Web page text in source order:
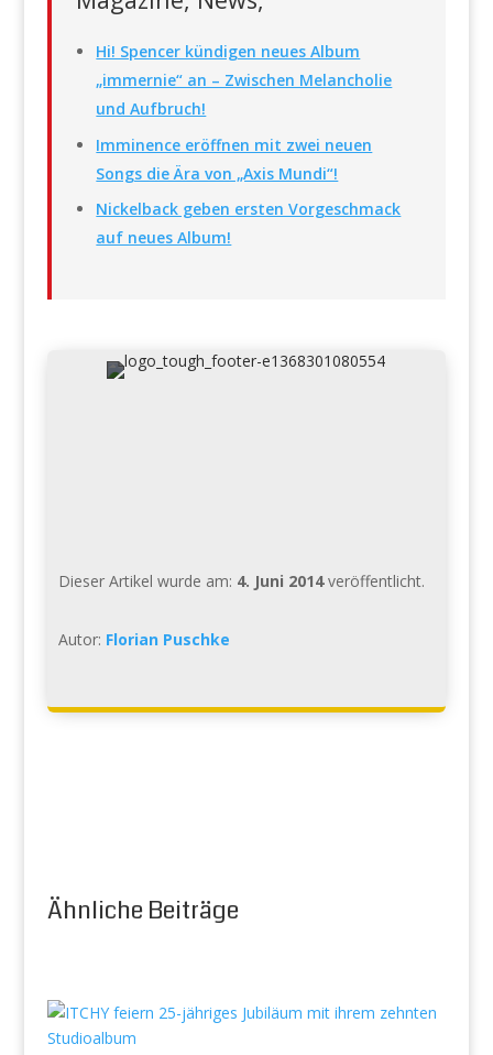
Hi! Spencer kündigen neues Album
„immernie“ an – Zwischen Melancholie
und Aufbruch!
Imminence eröffnen mit zwei neuen
Songs die Ära von „Axis Mundi“!
Nickelback geben ersten Vorgeschmack
auf neues Album!
Dieser Artikel wurde am: 4. Juni 2014veröffentlicht.
Autor: Florian Puschke
Ähnliche Beiträge